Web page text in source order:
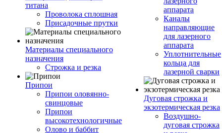
титана
Проволока сплошная
Присадочные прутки
Материалы специального
назначения
Строжка и резка
Припои
Припои оловянно-
свинцовые
Припои
высокотехнологичные
Олово и баббит
аппарата
Каналы
направляющие
для лазерного
аппарата
Уплотнительные
кольца для
лазерной сварки
Дуговая строжка и
экзотермическая резка
Воздушно-
дуговая строжка